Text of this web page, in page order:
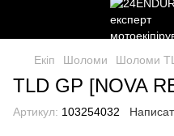
Екіп Шоломи Шоломи
TLD GP [NOVA
Артикул: 103254032